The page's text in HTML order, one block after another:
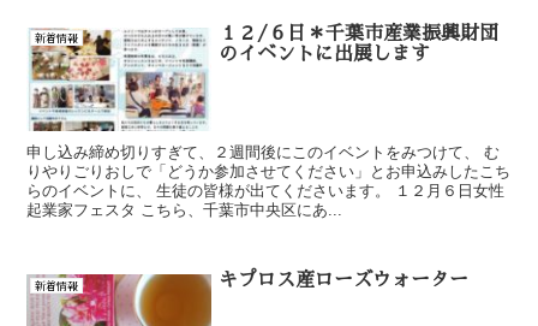
新着情報
１２/６日＊千葉市産業振興財団
のイベントに出展します
申し込み締め切りすぎて、２週間後にこのイベントをみつけて、 む
りやりごりおしで「どうか参加させてください」とお申込みしたこち
らのイベントに、 生徒の皆様が出てくださいます。 １２月６日女性
起業家フェスタ こちら、千葉市中央区にあ...
新着情報 キプロス産ローズウォーター